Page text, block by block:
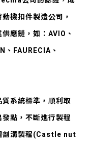
機扣件製造公司，
應鏈，如：AVIO、
FAURECIA、
系統標準，順利取
點，不斷進行製程
剖溝製程(Castle nut